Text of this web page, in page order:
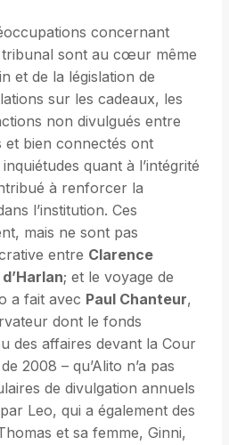
concernant
tribunal sont au cœur même
et de la législation de
sur les cadeaux, les
non divulgués entre
et bien connectés ont
quant à l’intégrité
à renforcer la
l’institution. Ces
mais ne sont pas
entre Clarence
; et le voyage de
a fait avec Paul Chanteur,
dont le fonds
des affaires devant la Cour
2008 – qu’Alito n’a pas
de divulgation annuels
Leo, qui a également des
et sa femme, Ginni,